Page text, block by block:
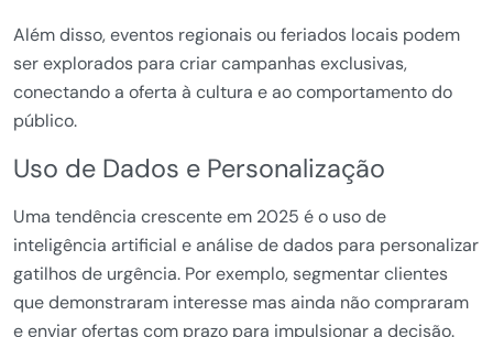
Além disso, eventos regionais ou feriados locais podem
ser explorados para criar campanhas exclusivas,
conectando a oferta à cultura e ao comportamento do
público.
Uso de Dados e Personalização
Uma tendência crescente em 2025 é o uso de
inteligência artificial e análise de dados para personalizar
gatilhos de urgência. Por exemplo, segmentar clientes
que demonstraram interesse mas ainda não compraram
e enviar ofertas com prazo para impulsionar a decisão.